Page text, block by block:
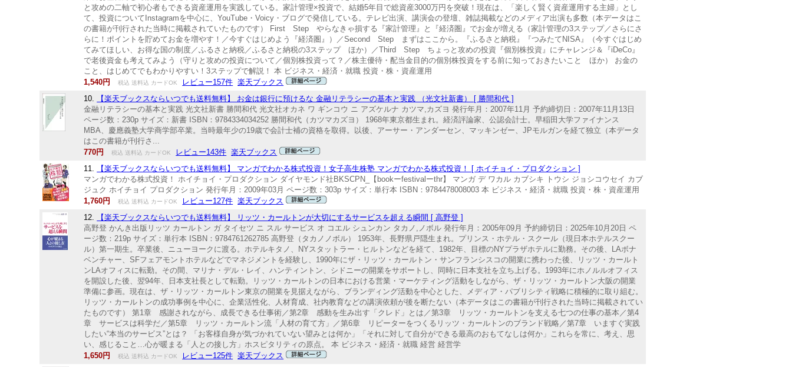
と攻めの二軸で初心者もできる資産運用を実践している。家計管理×投資で、結婚5年目で総資産3000万円を突破！現在は、「楽しく賢く資産運用する主婦」とし
て、投資についてInstagramを中心に、YouTube・Voicy・ブログで発信している。テレビ出演、講演会の登壇、雑誌掲載などのメディア出演も多数（本データはこ
の書籍が刊行された当時に掲載されていたものです） First Step やらなきゃ損する『家計管理』と『経済圏』でお金が増える（家計管理の3ステップ／さらにさ
らに！ポイントを貯めてお金を増やす！／今すぐはじめよう『経済圏』）／Second Step まずはここから。『ふるさと納税』『つみたてNISA』（今すぐはじめ
てみてほしい、お得な国の制度／ふるさと納税／ふるさと納税の3ステップ ほか）／Third Step ちょっと攻めの投資『個別株投資』にチャレンジ＆『iDeCo』
で老後資金も考えてみよう（守りと攻めの投資について／個別株投資って？／株主優待・配当金目的の個別株投資をする前に知っておきたいこと ほか） お金の
こと、はじめてでもわかりやすい！3ステップで解説！ 本 ビジネス・経済・就職 投資・株・資産運用
1,540円
税込 送料込 カードOK レビュー157件 楽天ブックス
10.
【楽天ブックスならいつでも送料無料】 お金は銀行に預けるな 金融リテラシーの基本と実践 （光文社新書） [ 勝間和代 ]
金融リテラシーの基本と実践 光文社新書 勝間和代 光文社オカネ ワ ギンコウ ニ アズケルナ カツマ,カズヨ 発行年月：2007年11月 予約締切日：2007年11月13日
ページ数：230p サイズ：新書 ISBN：9784334034252 勝間和代（カツマカズヨ） 1968年東京都生まれ。経済評論家、公認会計士。早稲田大学ファイナンス
MBA、慶應義塾大学商学部卒業。当時最年少の19歳で会計士補の資格を取得。以後、アーサー・アンダーセン、マッキンゼー、JPモルガンを経て独立（本データ
はこの書籍が刊行さ...
770円
税込 送料込 カードOK レビュー143件 楽天ブックス
11.
【楽天ブックスならいつでも送料無料】 マンガでわかる株式投資！女子高生株塾 マンガでわかる株式投資！ [ ホイチョイ・プロダクション ]
マンガでわかる株式投資！ ホイチョイ・プロダクション ダイヤモンド社BKSCPN_【bookーfestivalーthr】 マンガ デ ワカル カブシキ トウシ ジョシコウセイ カブ
ジュク ホイチョイ プロダクション 発行年月：2009年03月 ページ数：303p サイズ：単行本 ISBN：9784478008003 本 ビジネス・経済・就職 投資・株・資産運用
1,760円
税込 送料込 カードOK レビュー127件 楽天ブックス
12.
【楽天ブックスならいつでも送料無料】 リッツ・カールトンが大切にするサービスを超える瞬間 [ 高野登 ]
高野登 かんき出版リッツ カールトン ガ タイセツ ニ スル サービス オ コエル シュンカン タカノ,ノボル 発行年月：2005年09月 予約締切日：2025年10月20日 ペ
ージ数：219p サイズ：単行本 ISBN：9784761262785 高野登（タカノノボル） 1953年、長野県戸隠生まれ。プリンス・ホテル・スクール（現日本ホテルスクー
ル）第一期生。卒業後、ニューヨークに渡る。ホテルキタノ、NYスタットラー・ヒルトンなどを経て、1982年、目標のNYプラザホテルに勤務。その後、LAボナ
ベンチャー、SFフェアモントホテルなどでマネジメントを経験し、1990年にザ・リッツ・カールトン・サンフランシスコの開業に携わった後、リッツ・カールト
ンLAオフィスに転勤。その間、マリナ・デル・レイ、ハンティントン、シドニーの開業をサポートし、同時に日本支社を立ち上げる。1993年にホノルルオフィス
を開設した後、翌94年、日本支社長として転勤。リッツ・カールトンの日本における営業・マーケティング活動をしながら、ザ・リッツ・カールトン大阪の開業
準備に参画。現在は、ザ・リッツ・カールトン東京の開業を見据えながら、ブランディング活動を中心とした、メディア・パブリシティ戦略に積極的に取り組む。
リッツ・カールトンの成功事例を中心に、企業活性化、人材育成、社内教育などの講演依頼が後を断たない（本データはこの書籍が刊行された当時に掲載されてい
たものです） 第1章 感謝されながら、成長できる仕事術／第2章 感動を生み出す「クレド」とは／第3章 リッツ・カールトンを支える七つの仕事の基本／第4
章 サービスは科学だ／第5章 リッツ・カールトン流「人材の育て方」／第6章 リピーターをつくるリッツ・カールトンのブランド戦略／第7章 いますぐ実践
したい“本当のサービス”とは？ 「お客様自身が気づかれていない望みとは何か」「それに対して自分ができる最高のおもてなしは何か」これらを常に、考え、思
い、感じること…心が暖まる「人との接し方」ホスピタリティの原点。 本 ビジネス・経済・就職 経営 経営学
1,650円
税込 送料込 カードOK レビュー125件 楽天ブックス